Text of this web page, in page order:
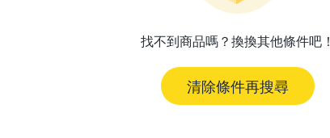
找不到商品嗎？換換其他條件吧！
清除條件再搜尋